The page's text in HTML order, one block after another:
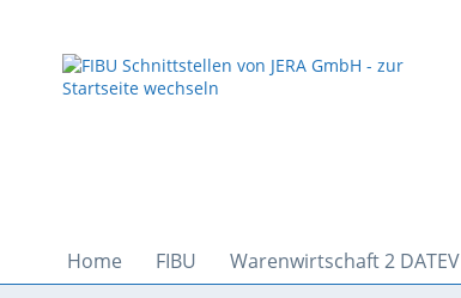
Home FIBU Warenwirtschaft 2 DATEV